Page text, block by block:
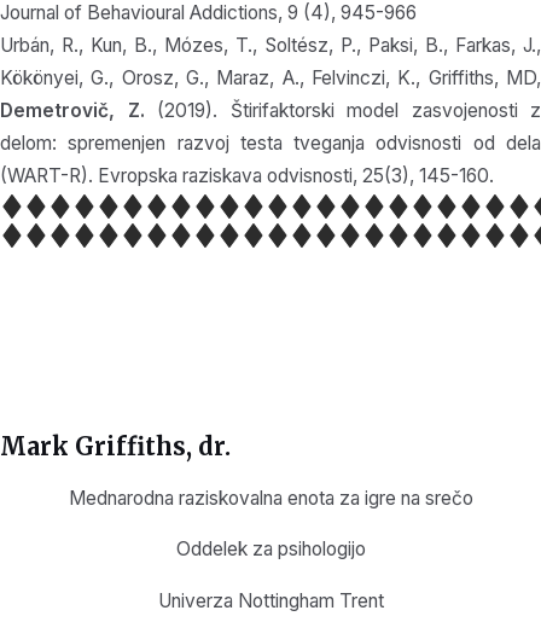
Journal of Behavioural Addictions, 9 (4), 945-966
Urbán, R., Kun, B., Mózes, T., Soltész, P., Paksi, B., Farkas, J.,
Kökönyei, G., Orosz, G., Maraz, A., Felvinczi, K., Griffiths, MD,
Demetrovič, Z. (2019). Štirifaktorski model zasvojenosti z
delom: spremenjen razvoj testa tveganja odvisnosti od dela
(WART-R). Evropska raziskava odvisnosti, 25(3), 145-160.
Mark Griffiths, dr.
Mednarodna raziskovalna enota za igre na srečo
Oddelek za psihologijo
Univerza Nottingham Trent